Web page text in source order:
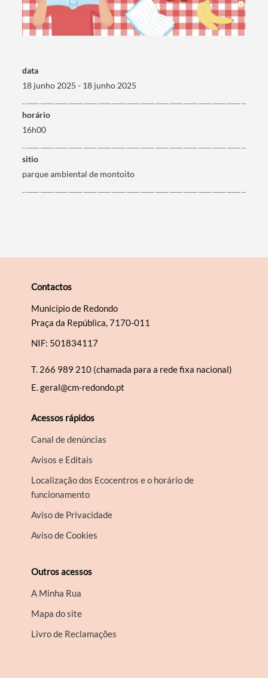
Categorias gerais
data
18 junho 2025 - 18 junho 2025
horário
16h00
sitio
parque ambiental de montoito
Contactos
Município de Redondo
Praça da República, 7170-011
NIF: 501834117
T. 266 989 210 (chamada para a rede fixa nacional)
E.geral@cm-redondo.pt
Acessos rápidos
Canal de denúncias
Avisos e Editais
Localização dos Ecocentros e o horário de
funcionamento
Aviso de Privacidade
Aviso de Cookies
Outros acessos
A Minha Rua
Mapa do site
Livro de Reclamações